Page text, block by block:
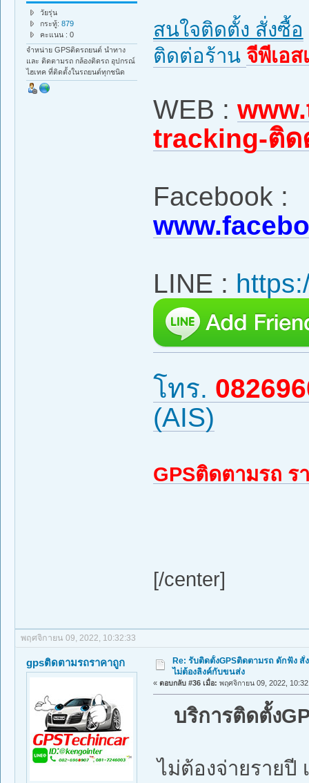
วัยรุ่น
กระทู้: 879
คะแนน : 0
จำหน่าย GPSติดรถยนต์ นำทาง
และ ติดตามรถ กล้องติดรถ อุปกรณ์
ไฮเทค ที่ติดตั้งในรถยนต์ทุกชนิด
สนใจติดตั้ง สั่งซื้อ
ติดต่อร้าน จีพีเอ
WEB :
tracking-ติด
Facebook :
LINE :
โทร.
(AIS)
GPSติดตามรถ
[/center]
พฤศจิกายน 09, 2022, 10:32:33
gpsติดตามรถราคาถูก
Re: รับติดตั้งGPSติดตามรถ ดักฟัง สั่
ไม่ต้องลิงค์กับขนส่ง
« ตอบกลับ #36 เมื่อ: พฤศจิกายน 09, 2022,
บริการติดตั้ง
ไม่ต้องจ่ายรายปี